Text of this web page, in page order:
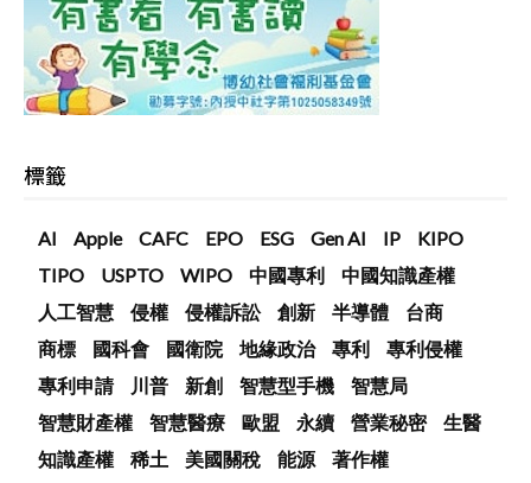
標籤
AI Apple CAFC EPO ESG Gen AI IP
KIPO
TIPO
USPTO WIPO 中國專利
中國知識產權
人工智慧
侵權 侵權訴訟 創新 半導體
台商
商標
國科會 國衛院 地緣政治 專利
專利侵權
專利申請
川普 新創 智慧型手機
智慧局
智慧財產權
智慧醫療 歐盟 永續 營業秘密
生醫
知識產權
稀土 美國關稅 能源
著作權